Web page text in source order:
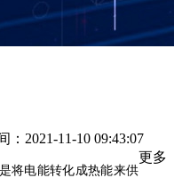
2021-11-10 09:43:07
更多
将电能转化成热能来供